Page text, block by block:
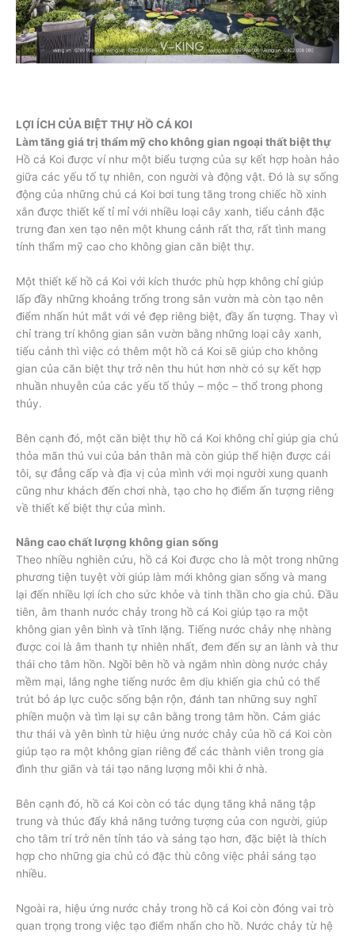
LỢI ÍCH CỦA BIỆT THỰ HỒ CÁ KOI
Làm tăng giá trị thẩm mỹ cho không gian ngoại thất biệt thự
Hồ cá Koi được ví như một biểu tượng của sự kết hợp hoàn hảo
giữa các yếu tố tự nhiên, con người và động vật. Đó là sự sống
động của những chú cá Koi bơi tung tăng trong chiếc hồ xinh
xắn được thiết kế tỉ mỉ với nhiều loại cây xanh, tiểu cảnh đặc
trưng đan xen tạo nên một khung cảnh rất thơ, rất tình mang
tính thẩm mỹ cao cho không gian căn biệt thự.
Một thiết kế hồ cá Koi với kích thước phù hợp không chỉ giúp
lấp đầy những khoảng trống trong sân vườn mà còn tạo nên
điểm nhấn hút mắt với vẻ đẹp riêng biệt, đầy ấn tượng. Thay vì
chỉ trang trí không gian sân vườn bằng những loại cây xanh,
tiểu cảnh thì việc có thêm một hồ cá Koi sẽ giúp cho không
gian của căn biệt thự trở nên thu hút hơn nhờ có sự kết hợp
nhuần nhuyễn của các yếu tố thủy – mộc – thổ trong phong
thủy.
Bên cạnh đó, một căn biệt thự hồ cá Koi không chỉ giúp gia chủ
thỏa mãn thú vui của bản thân mà còn giúp thể hiện được cái
tôi, sự đẳng cấp và địa vị của mình với mọi người xung quanh
cũng như khách đến chơi nhà, tạo cho họ điểm ấn tượng riêng
về thiết kế biệt thự của mình.
Nâng cao chất lượng không gian sống
Theo nhiều nghiên cứu, hồ cá Koi được cho là một trong những
phương tiện tuyệt vời giúp làm mới không gian sống và mang
lại đến nhiều lợi ích cho sức khỏe và tinh thần cho gia chủ. Đầu
tiên, âm thanh nước chảy trong hồ cá Koi giúp tạo ra một
không gian yên bình và tĩnh lặng. Tiếng nước chảy nhẹ nhàng
được coi là âm thanh tự nhiên nhất, đem đến sự an lành và thư
thái cho tâm hồn. Ngồi bên hồ và ngắm nhìn dòng nước chảy
mềm mại, lắng nghe tiếng nước êm dịu khiến gia chủ có thể
trút bỏ áp lực cuộc sống bận rộn, đánh tan những suy nghĩ
phiền muộn và tìm lại sự cân bằng trong tâm hồn. Cảm giác
thư thái và yên bình từ hiệu ứng nước chảy của hồ cá Koi còn
giúp tạo ra một không gian riêng để các thành viên trong gia
đình thư giãn và tái tạo năng lượng mỗi khi ở nhà.
Bên cạnh đó, hồ cá Koi còn có tác dụng tăng khả năng tập
trung và thúc đẩy khả năng tưởng tượng của con người, giúp
cho tâm trí trở nên tỉnh táo và sáng tạo hơn, đặc biệt là thích
hợp cho những gia chủ có đặc thù công việc phải sáng tạo
nhiều.
Ngoài ra, hiệu ứng nước chảy trong hồ cá Koi còn đóng vai trò
quan trọng trong việc tạo điểm nhấn cho hồ. Nước chảy từ hệ